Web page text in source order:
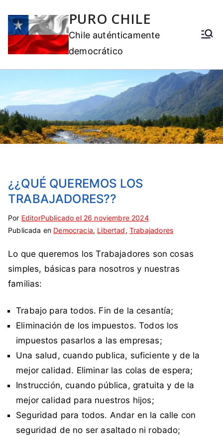
PURO CHILE
Chile auténticamente
democrático
¿¿QUÉ QUEREMOS LOS
TRABAJADORES??
Por EditorPublicado el 26 noviembre 2024
Publicada en Democracia, Libertad, Trabajadores
E
t
q
u
e
a
o
m
S
i
c
o
m
a
i
Lo que queremos los Trabajadores son cosas
simples, básicas para nosotros y nuestras
familias:
Trabajo para todos. Fin de la cesantía;
Eliminación de los impuestos. Todos los
impuestos pasarlos a las empresas;
Una salud, cuando publica, suficiente y de la
mejor calidad. Eliminar las colas de espera;
Instrucción, cuando pública, gratuita y de la
mejor calidad para nuestros hijos;
Seguridad para todos. Andar en la calle con
seguridad de no ser asaltado ni robado;